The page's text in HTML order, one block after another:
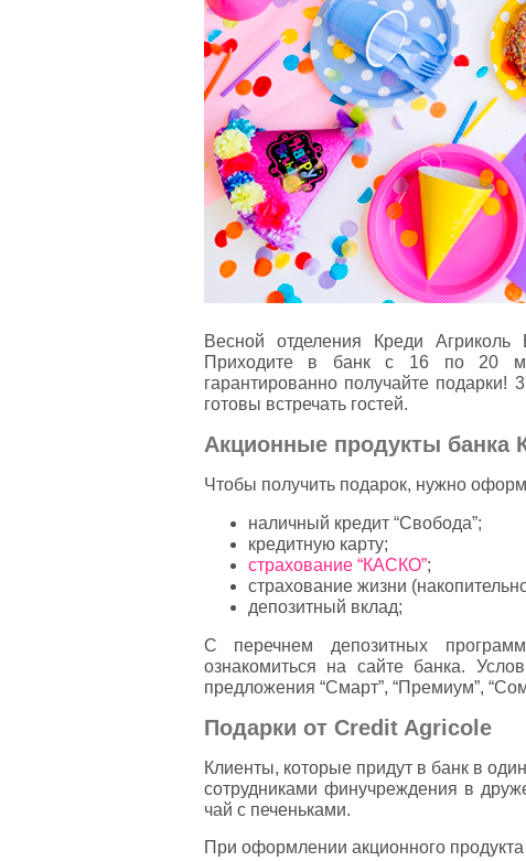
Весной отделения Креди
Приходите в банк с 16 по 20
гарантированно получайте подарки!
готовы встречать гостей.
Акционные продукты банка
Чтобы получить подарок, нужно
наличный кредит “Свобода”;
кредитную карту;
страхование “КАСКО”;
страхование жизни
депозитный вклад;
С перечнем депозитных
ознакомиться на сайте банка.
предложения “Смарт”, “Премиум”,
Подарки от Credit Agricole
Клиенты, которые придут в банк в
сотрудниками финучреждения в
чай с печеньками.
При оформлении акционного